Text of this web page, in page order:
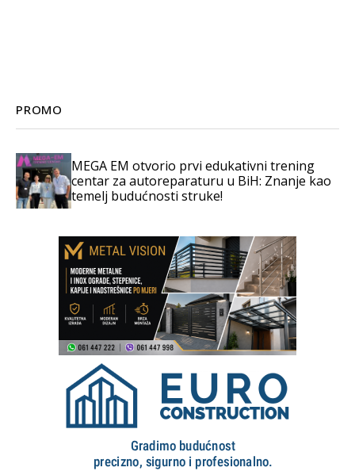
PROMO
MEGA EM otvorio prvi edukativni trening
centar za autoreparaturu u BiH: Znanje kao
temelj budućnosti struke!